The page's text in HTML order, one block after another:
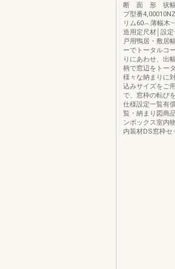
断 面 形 状幅木
プ型番
リム60︵薄幅木
造用定尺材│設
戸用鴨居・敷居
ーでトータルコ
りにあわせ、出
柄で窓辺をトー
様々な納まりに
込みサイズをご
で、窓枠の転び
仕様設定一覧有
覧・納まり図商
ンボックス室内
内装材DS窓枠セ